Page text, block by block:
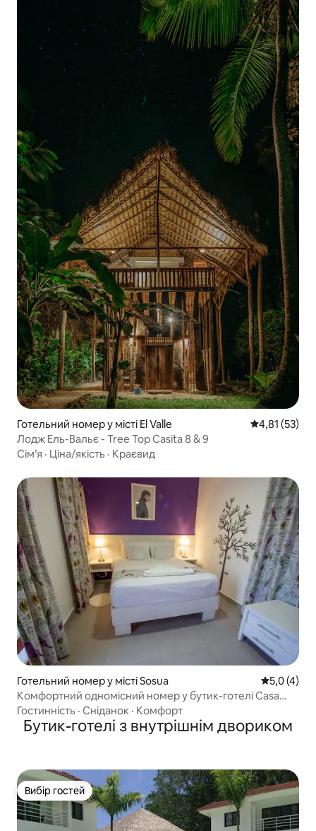
Готельний номер у місті El Valle Середня
4,81 (53)
Лодж Ель-Вальє - Tree Top Casita 8 & 9
Сім’я · Ціна/якість · Краєвид
Готельний номер у місті Sosua Середня
5,0 (4)
Комфортний одномісний номер у бутик-готелі Casa
Valeria
Гостинність · Сніданок · Комфорт
Бутик-готелі з внутрішнім двориком
Вибір гостей
Вибір гостей